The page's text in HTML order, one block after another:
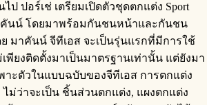
ป ปอร์เช่ เตรียมเปิดตัวชุดตกแต่ง Sport
คันน์ โดยมาพร้อมกันชนหน้าและกันชน
มาคันน์ จีทีเอส จะเป็นรุ่นแรกที่มีการใช้
พียงติดตั้งมาเป็นมาตรฐานเท่านั้น แต่ยังมา
ะตัวในแบบฉบับของจีทีเอส การตกแต่ง
ม่ว่าจะเป็น ชิ้นส่วนตกแต่ง, แผงตกแต่ง